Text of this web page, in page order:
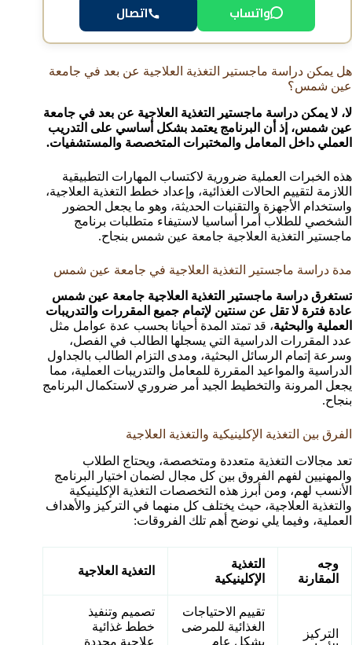
واتساب اتصال
هل يمكن دراسة ماجستير التغذية العلاجية عن بعد في جامعة
عين شمس؟
لا، لا يمكن دراسة ماجستير التغذية العلاجية عن بعد في جامعة
عين شمس، إذ أن البرنامج يعتمد بشكل أساسي على التدريب
العملي داخل المعامل والمختبرات المتخصصة والمستشفيات.
هذه الخبرات العملية ضرورية لاكتساب المهارات التطبيقية
اللازمة لتقييم الحالات الغذائية، وإعداد خطط التغذية العلاجية،
واستخدام الأجهزة والتقنيات الحديثة، وهو ما يجعل الحضور
الشخصي للطلاب أمرا أساسيا لاستيفاء متطلبات برنامج
ماجستير التغذية العلاجية جامعة عين شمس بنجاح.
مدة دراسة ماجستير التغذية العلاجية في جامعة عين شمس
تستغرق دراسة ماجستير التغذية العلاجية جامعة عين شمس
عادة فترة لا تقل عن سنتين لإتمام جميع المقررات والتدريبات
العملية والبحثية، قد تمتد المدة أحيانا بحسب عدة عوامل مثل
عدد المقررات الدراسية التي يسجلها الطالب في الفصل،
وسرعة إتمام الرسائل البحثية، ومدى التزام الطالب بالجداول
الدراسية والمواعيد المقررة للمعامل والتدريبات العملية، مما
يجعل المرونة والتخطيط الجيد أمر ضروري لاستكمال البرنامج
بنجاح.
الفرق بين التغذية الإكلينيكية والتغذية العلاجية
تعد مجالات التغذية متعددة ومتخصصة، ويحتاج الطلاب
والمهنيين لفهم الفروق بين كل مجال لضمان اختيار البرنامج
الأنسب لهم، ومن أبرز هذه التخصصات التغذية الإكلينيكية
والتغذية العلاجية، حيث يختلف كل منهما في التركيز والأهداف
العملية، وفيما يلي نوضح أهم تلك الفروقات:
وجه
المقارنة
التغذية
الإكلينيكية
التغذية العلاجية
التركيز
تقييم الاحتياجات
الغذائية للمرضى
بشكل عام
تصميم وتنفيذ
خطط غذائية
علاجية محددة